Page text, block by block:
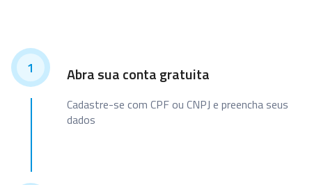
1 Abra sua conta gratuita
Cadastre-se com CPF ou CNPJ e preencha seus
dados